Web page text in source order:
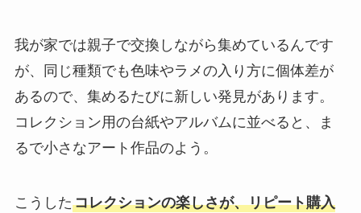
我が家では親子で交換しながら集めているんです
が、同じ種類でも色味やラメの入り方に個体差が
あるので、集めるたびに新しい発見があります。
コレクション用の台紙やアルバムに並べると、ま
るで小さなアート作品のよう。
こうしたコレクションの楽しさが、リピート購入